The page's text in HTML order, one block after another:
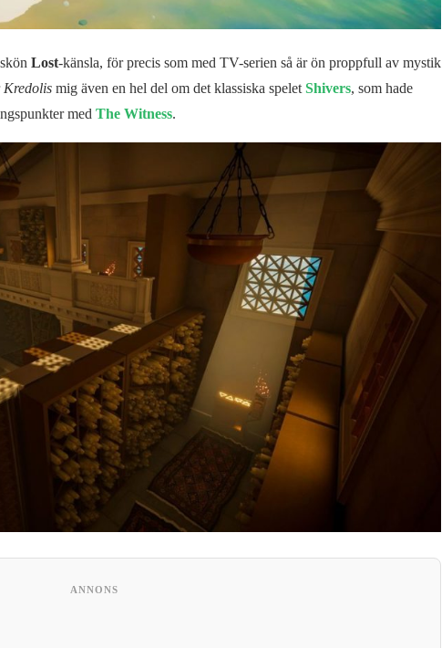
Lost-känsla, för precis som med TV-serien så är ön proppfull av mystik
Kredolismig även en hel del om det klassiska spelet Shivers, som hade
med The Witness.
ANNONS